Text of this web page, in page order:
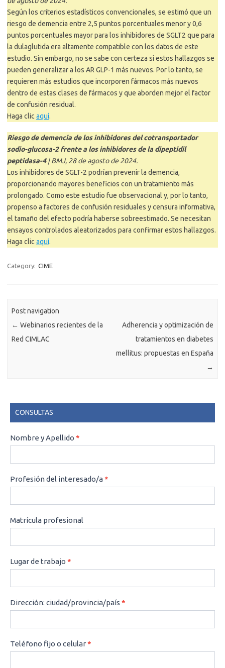
Según los criterios estadísticos convencionales, se estimó que un
riesgo de demencia entre 2,5 puntos porcentuales menor y 0,6
puntos porcentuales mayor para los inhibidores de SGLT2 que para
la dulaglutida era altamente compatible con los datos de este
estudio. Sin embargo, no se sabe con certeza si estos hallazgos se
pueden generalizar a los AR GLP-1 más nuevos. Por lo tanto, se
requieren más estudios que incorporen fármacos más nuevos
dentro de estas clases de fármacos y que aborden mejor el factor
de confusión residual.
Haga clicaquí.
Riesgo de demencia de los inhibidores del cotransportador
sodio-glucosa-2 frente a los inhibidores de la dipeptidil
peptidasa-4| BMJ, 28 de agosto de 2024.
Los inhibidores de SGLT-2 podrían prevenir la demencia,
proporcionando mayores beneficios con un tratamiento más
prolongado. Como este estudio fue observacional y, por lo tanto,
propenso a factores de confusión residuales y censura informativa,
el tamaño del efecto podría haberse sobreestimado. Se necesitan
ensayos controlados aleatorizados para confirmar estos hallazgos.
Haga clicaquí.
Category: CIME
Post navigation
← Webinarios recientes de la
Red CIMLAC
Adherencia y optimización de
tratamientos en diabetes
mellitus: propuestas en España
→
CONSULTAS
CONSULTAS
Nombre y Apellido *
Profesión del interesado/a*
Matrícula profesional
Lugar de trabajo *
Dirección: ciudad/provincia/país *
Teléfono fijo o celular*